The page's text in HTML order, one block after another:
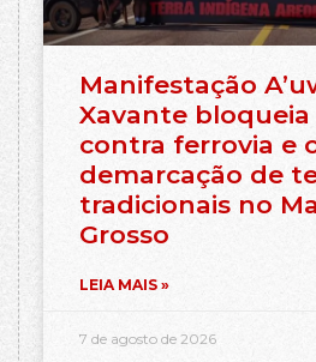
Manifestação
Xavante bloqueia
contra ferrovia e
demarcação de
tradicionais no
Grosso
LEIA MAIS »
7 de agosto de 2026